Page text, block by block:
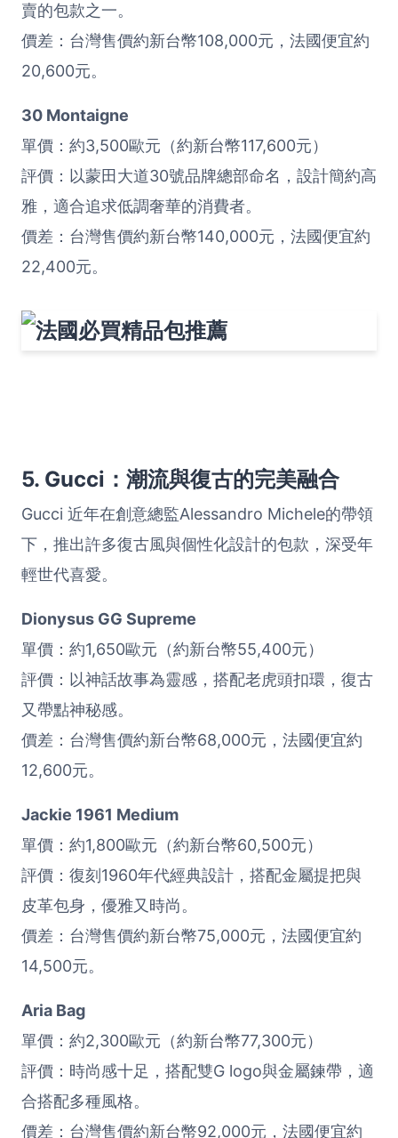
賣的包款之一。
價差：台灣售價約新台幣108,000元，法國便宜約
20,600元。
30 Montaigne
單價：約3,500歐元（約新台幣117,600元）
評價：以蒙田大道30號品牌總部命名，設計簡約高
雅，適合追求低調奢華的消費者。
價差：台灣售價約新台幣140,000元，法國便宜約
22,400元。
5. Gucci：潮流與復古的完美融合
Gucci 近年在創意總監Alessandro Michele的帶領
下，推出許多復古風與個性化設計的包款，深受年
輕世代喜愛。
Dionysus GG Supreme
單價：約1,650歐元（約新台幣55,400元）
評價：以神話故事為靈感，搭配老虎頭扣環，復古
又帶點神秘感。
價差：台灣售價約新台幣68,000元，法國便宜約
12,600元。
Jackie 1961 Medium
單價：約1,800歐元（約新台幣60,500元）
評價：復刻1960年代經典設計，搭配金屬提把與
皮革包身，優雅又時尚。
價差：台灣售價約新台幣75,000元，法國便宜約
14,500元。
Aria Bag
單價：約2,300歐元（約新台幣77,300元）
評價：時尚感十足，搭配雙G logo與金屬鍊帶，適
合搭配多種風格。
價差：台灣售價約新台幣92,000元，法國便宜約